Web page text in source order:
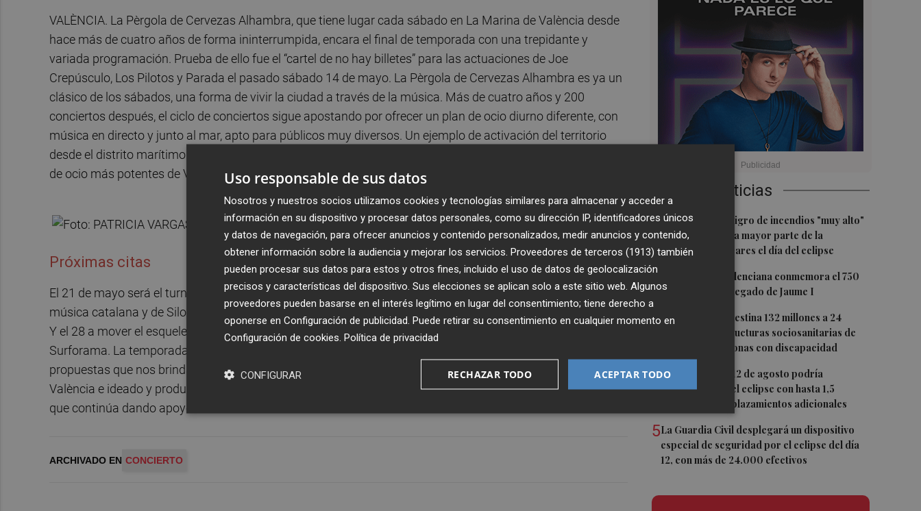
Últimas Noticias
1 Aemet prevé peligro de incendios "muy alto"
o "extremo" en la mayor parte de la
Península y Baleares el día del eclipse
2
La Biblioteca Valenciana conmemora el 750
aniversario del legado de Jaume I
3 La Generalitat destina 132 millones a 24
nuevas infraestructuras sociosanitarias de
mayores y personas con discapacidad
4La movilidad el 12 de agosto podría
duplicarse por el eclipse con hasta 1,5
millones de desplazamientos adicionales
5La Guardia Civil desplegará un dispositivo
especial de seguridad por el eclipse del día
12, con más de 24.000 efectivos
VALÈNCIA. La Pèrgola de Cervezas Alhambra, que tiene lugar cada sábado en La Marina de València desde
hace más de cuatro años de forma ininterrumpida, encara el final de temporada con una trepidante y
variada programación. Prueba de ello fue el “cartel de no hay billetes” para las actuaciones de Joe
Crepúsculo, Los Pilotos y Parada el pasado sábado 14 de mayo. La Pèrgola de Cervezas Alhambra es ya un
clásico de los sábados, una forma de vivir la ciudad a través de la música. Más de cuatro años y 200
conciertos después, el ciclo de conciertos sigue apostando por ofrecer un plan de ocio diurno diferente, con
música en directo y junto al mar, apto para públicos muy diversos. Un ejemplo de activación del territorio
desde el distrito marítimo de la ciudad que se ha convertido en una de las propuestas sociales, culturales y
de ocio más potentes de València y sin parangón en España.
Próximas citas
El 21 de mayo será el turno de Pupil·les, uno de los combos más energéticos y combativos de la actual
música catalana y de Siloé, quien en su deslumbrante nueva piel completará un día inesperado e irrepetible.
Y el 28 a mover el esqueleto a ritmo de rock&roll con un fijo de la Pèrgola en el mes de mayo: la Fiesta
Surforama. La temporada se cerrará el primer sábado de junio con un deslumbrante día cargado de las
propuestas que nos brindará el Festival Mar i Jazz de El Cabanyal. El ciclo organizado por La Marina de
València e ideado y producido por la Agència Districte cuenta con la colaboración de Cervezas Alhambra
que continúa dando apoyo a la música en directo en la ciudad.
ARCHIVADO EN CONCIERTO
Uso responsable de sus datos
Nosotros y nuestros socios utilizamos cookies y tecnologías similares para almacenar y acceder a
información en su dispositivo y procesar datos personales, como su dirección IP, identificadores únicos
y datos de navegación, para ofrecer anuncios y contenido personalizados, medir anuncios y contenido,
obtener información sobre la audiencia y mejorar los servicios. Proveedores de terceros (1913) también
pueden procesar sus datos para estos y otros fines, incluido el uso de datos de geolocalización
precisos y características del dispositivo. Sus elecciones se aplican solo a este sitio web. Algunos
proveedores pueden basarse en el interés legítimo en lugar del consentimiento; tiene derecho a
oponerse en Configuración de publicidad . Puede retirar su consentimiento en cualquier momento en
Configuración de cookies Política de privacidad
ACEPTAR TODO
RECHAZAR TODO
CONFIGURAR